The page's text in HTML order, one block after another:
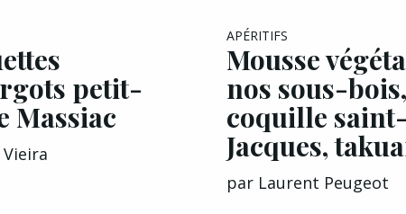
petit-
Massiac
Vieira
APÉRITIFS
Mousse
nos sous-bois,
coquille saint-
Jacques,
par Laurent Peugeot